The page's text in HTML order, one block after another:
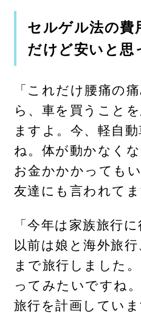
セルゲル法の費
だけど安いと思
「これだけ腰痛の
ら、車を買うこと
ますよ。今、軽自
ね。体が動かなく
お金かかかっても
友達にも言われてま
「今年は家族旅行
以前は娘と海外旅
まで旅行しました
ってみたいですね
旅行を計画していま